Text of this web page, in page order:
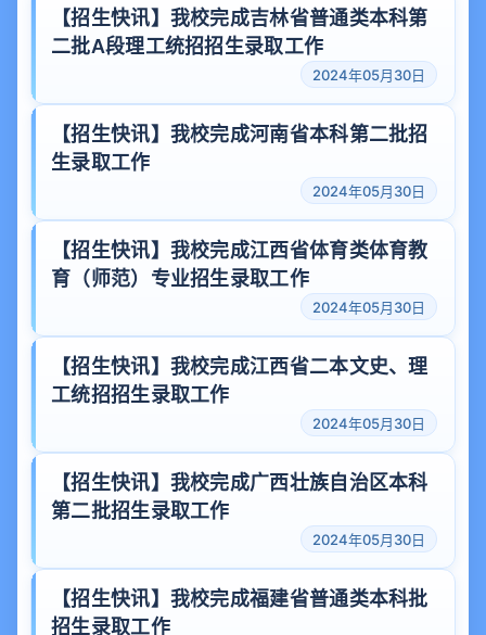
【招生快讯】我校完成吉林省普通类本科第
二批A段理工统招招生录取工作
2024年05月30日
【招生快讯】我校完成河南省本科第二批招
生录取工作
2024年05月30日
【招生快讯】我校完成江西省体育类体育教
育（师范）专业招生录取工作
2024年05月30日
【招生快讯】我校完成江西省二本文史、理
工统招招生录取工作
2024年05月30日
【招生快讯】我校完成广西壮族自治区本科
第二批招生录取工作
2024年05月30日
【招生快讯】我校完成福建省普通类本科批
招生录取工作